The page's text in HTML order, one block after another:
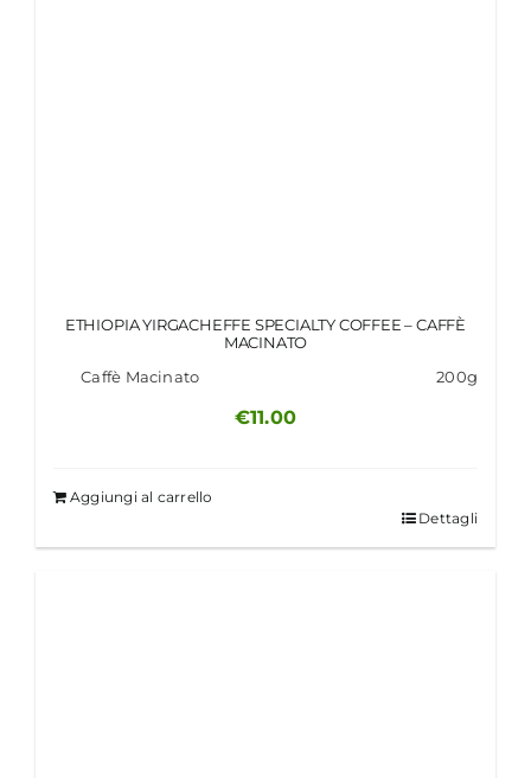
ETHIOPIA YIRGACHEFFE SPECIALTY COFFEE – CAFFÈ
MACINATO
Caffè Macinato
200g
€11.00
Aggiungi al carrello
Dettagli